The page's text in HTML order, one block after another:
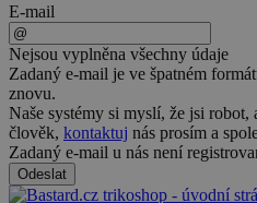
E-mail
Nejsou vyplněna všechny údaje
Zadaný e-mail je ve špatném
znovu.
Naše systémy si myslí, že jsi robot,
člověk, kontaktuj nás prosím a
Zadaný e-mail u nás není
Odeslat